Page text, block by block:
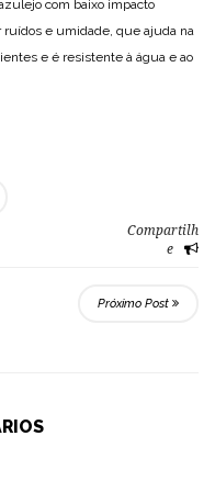
com baixo impacto
ruídos e umidade, que ajuda na
e é resistente à água e ao
Compartilh
e
Próximo Post